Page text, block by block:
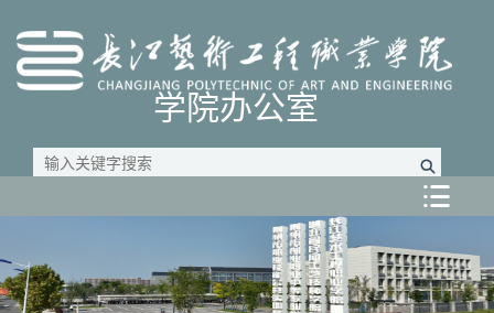
学院办公室
